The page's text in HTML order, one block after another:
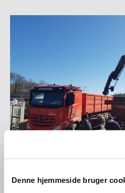
Denne hjemmeside bruger